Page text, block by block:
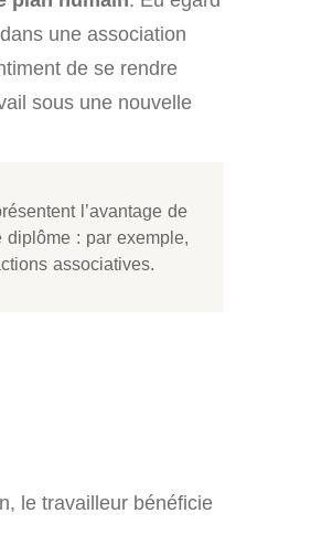
une association
de se rendre
sous une nouvelle
l’avantage de
: par exemple,
associatives.
le travailleur bénéficie